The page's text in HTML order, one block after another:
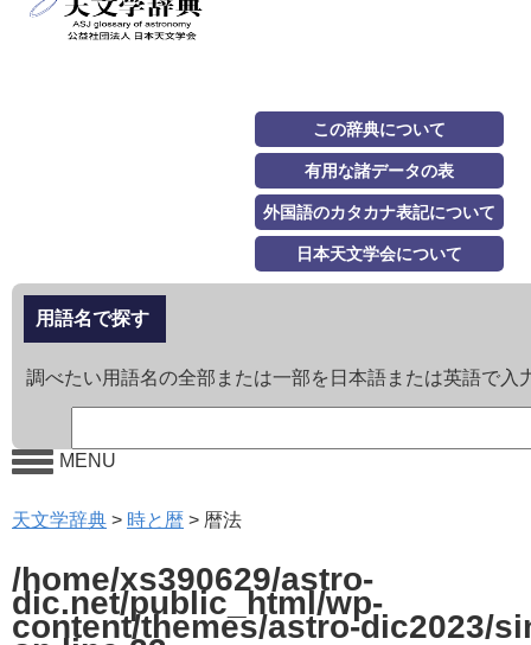
この辞典について
有用な諸データの表
外国語のカタカナ表記について
日本天文学会について
用語名で探す
調べたい用語名の全部または一部を日本語または英語で入
MENU
天文学辞典 > 時と暦 > 暦法
/home/xs390629/astro-
dic.net/public_html/wp-
content/themes/astro-dic2023/